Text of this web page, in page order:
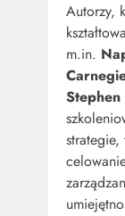
Autorzy,
m.in.
Stephen